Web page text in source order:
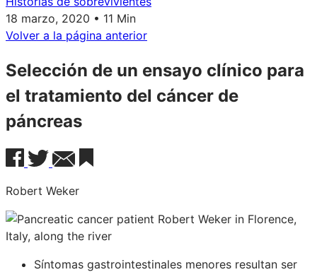
18 marzo, 2020 • 11 Min
Volver a la página anterior
Selección de un ensayo clínico para
el tratamiento del cáncer de
páncreas
Robert Weker
Síntomas gastrointestinales menores resultan ser